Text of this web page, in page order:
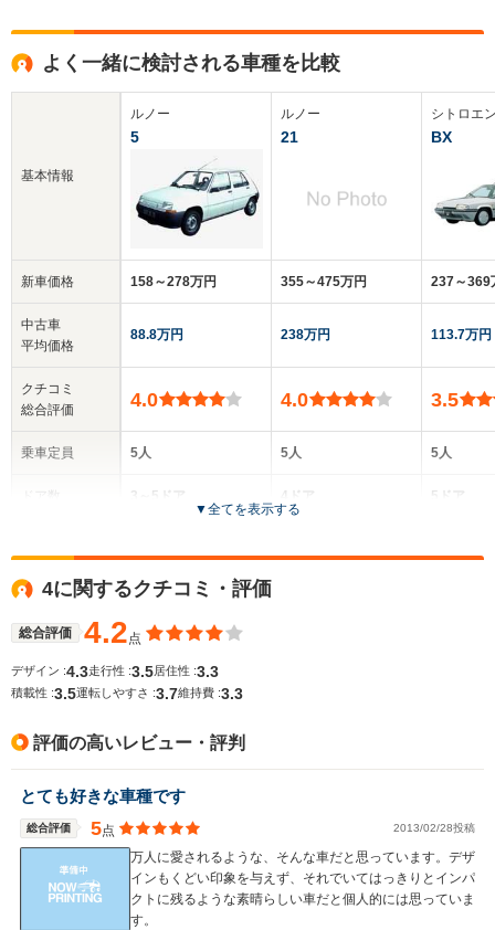
よく一緒に検討される車種を比較
基本情報
新車価格
中古車
平均価格
クチコミ
総合評価
乗車定員
サイズ
(全長x全幅x全高)
WLTCモード
ルノー
5
158～278万円
88.8万円
4.0
5人
3～5ドア
全高
1.57m～1.6m
3.59m～3.65m
-
ルノー
21
355～475万円
238万円
4.0
5人
4ドア
全高
シトロエ
BX
237～369
113.7万円
3.5
5人
5ドア
全高
▼全てを表示する
4に関するクチコミ・評価
総合評価 4.2点
デザイン :4.3走行性 :3.5 居住性 :3.3
積載性 :3.5運転しやすさ :3.7維持費 :3.3
評価の高いレビュー・評判
とても好きな車種です
総合評価 5点 2013/02/28投稿
万人に愛されるような、そんな車だと思っています。デザ
インもくどい印象を与えず、それでいてはっきりとインパ
クトに残るような素晴らしい車だと個人的には思っていま
す。